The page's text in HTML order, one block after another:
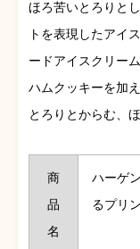
ほろ苦いとろりと
トを表現したアイ
ードアイスクリー
ハムクッキーを加
とろりとからむ、
商
品
名
ハーゲ
るプリ